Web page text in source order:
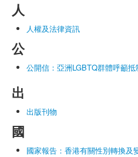
人
人權及法律資訊
公
公開信：亞洲LGBTQ群體呼籲
出
出版刊物
國
國家報告：香港有關性別轉換及